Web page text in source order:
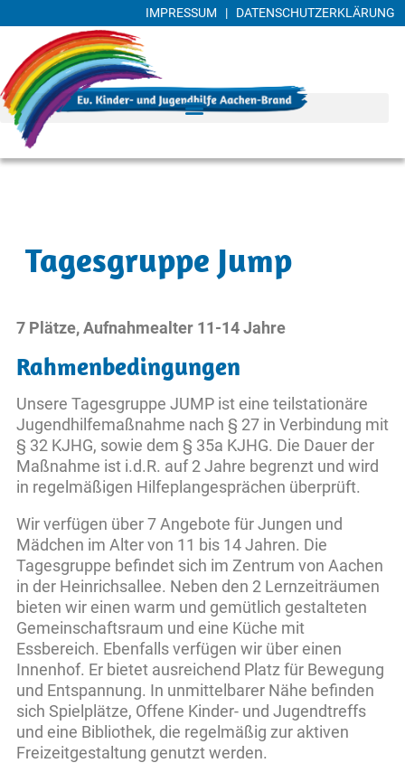
IMPRESSUM | DATENSCHUTZERKLÄRUNG
Tagesgruppe Jump
7 Plätze, Aufnahmealter 11-14 Jahre
Rahmenbedingungen
Unsere Tagesgruppe JUMP ist eine teilstationäre
Jugendhilfemaßnahme nach § 27 in Verbindung mit
§ 32 KJHG, sowie dem § 35a KJHG. Die Dauer der
Maßnahme ist i.d.R. auf 2 Jahre begrenzt und wird
in regelmäßigen Hilfeplangesprächen überprüft.
Wir verfügen über 7 Angebote für Jungen und
Mädchen im Alter von 11 bis 14 Jahren. Die
Tagesgruppe befindet sich im Zentrum von Aachen
in der Heinrichsallee. Neben den 2 Lernzeiträumen
bieten wir einen warm und gemütlich gestalteten
Gemeinschaftsraum und eine Küche mit
Essbereich. Ebenfalls verfügen wir über einen
Innenhof. Er bietet ausreichend Platz für Bewegung
und Entspannung. In unmittelbarer Nähe befinden
sich Spielplätze, Offene Kinder- und Jugendtreffs
und eine Bibliothek, die regelmäßig zur aktiven
Freizeitgestaltung genutzt werden.